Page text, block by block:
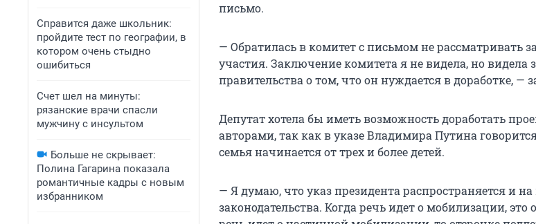
Справится даже школьник:
пройдите тест по географии, в
котором очень стыдно
ошибиться
Счет шел на минуты:
рязанские врачи спасли
мужчину с инсультом
Больше не скрывает:
Полина Гагарина показала
романтичные кадры с новым
избранником
письмо.
— Обратилась в комитет с письмом не рассматривать
участия. Заключение комитета я не видела, но видела
правительства о том, что он нуждается в доработке, —
Депутат хотела бы иметь возможность доработать
авторами, так как в указе Владимира Путина
семья начинается от трех и более детей.
— Я думаю, что указ президента распространяется и
законодательства. Когда речь идет о мобилизации, это